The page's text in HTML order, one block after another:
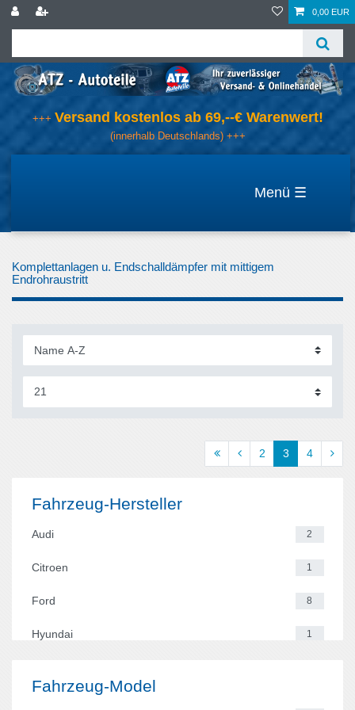
0,00 EUR
+++ Versand kostenlos ab 69,--€ Warenwert!
(innerhalb Deutschlands) +++
☰
Komplettanlagen u. Endschalldämpfer mit mittigem
Endrohraustritt
2 3 4
Fahrzeug-Hersteller
Audi 2
Citroen 1
Ford 8
Hyundai 1
Fahrzeug-Model